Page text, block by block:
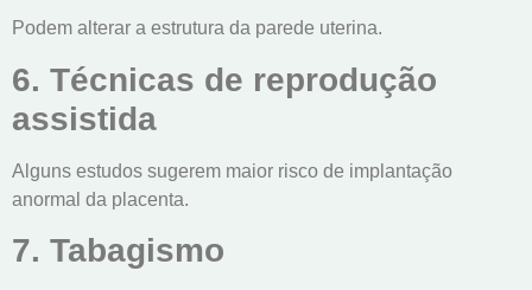
Podem alterar a estrutura da parede uterina.
6. Técnicas de reprodução
assistida
Alguns estudos sugerem maior risco de implantação
anormal da placenta.
7. Tabagismo